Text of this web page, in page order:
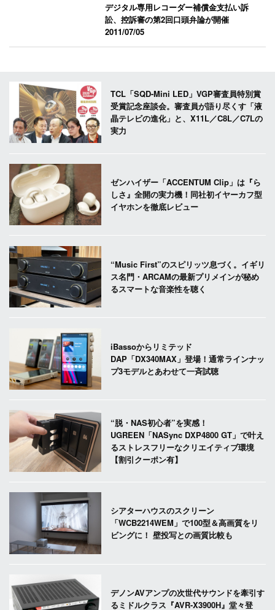
デジタル専用レコーダー補償金支払い訴
訟、控訴審の第2回口頭弁論が開催
2011/07/05
TCL「SQD-Mini LED」VGP審査員特別賞
受賞記念座談会。審査員が語り尽くす「液
晶テレビの進化」と、X11L／C8L／C7Lの
実力
ゼンハイザー「ACCENTUM Clip」は『ら
しさ』全開の実力機！同社初イヤーカフ型
イヤホンを徹底レビュー
“Music First”のスピリッツ息づく。イギリ
ス名門・ARCAMの最新プリメインが秘め
るスマートな音楽性を聴く
iBassoからリミテッド
DAP「DX340MAX」登場！通常ラインナッ
プ3モデルとあわせて一斉試聴
“脱・NAS初心者”を実感！
UGREEN「NASync DXP4800 GT」で叶え
るストレスフリーなクリエイティブ環境
【割引クーポン有】
シアターハウスのスクリーン
「WCB2214WEM」で100型＆高画質をリ
ビングに！ 壁投写との画質比較も
デノンAVアンプの次世代サウンドを牽引す
るミドルクラス『AVR-X3900H』堂々登